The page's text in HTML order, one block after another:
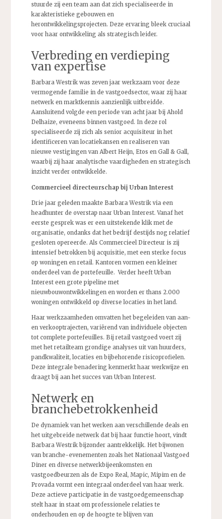
stuurde zij een team aan dat zich specialiseerde in
karakteristieke gebouwen en
herontwikkelingsprojecten. Deze ervaring bleek cruciaal
voor haar ontwikkeling als strategisch leider.
Verbreding en verdieping
van expertise
Barbara Westrik was zeven jaar werkzaam voor deze
vermogende familie in de vastgoedsector, waar zij haar
netwerk en marktkennis aanzienlijk uitbreidde.
Aansluitend volgde een periode van acht jaar bij Ahold
Delhaize, eveneens binnen vastgoed. In deze rol
specialiseerde zij zich als senior acquisiteur in het
identificeren van locatiekansen en realiseren van
nieuwe vestigingen van Albert Heijn, Etos en Gall & Gall,
waarbij zij haar analytische vaardigheden en strategisch
inzicht verder ontwikkelde.
Commercieel directeurschap bij Urban Interest
Drie jaar geleden maakte Barbara Westrik via een
headhunter de overstap naar Urban Interest. Vanaf het
eerste gesprek was er een uitstekende klik met de
organisatie, ondanks dat het bedrijf destijds nog relatief
gesloten opereerde. Als Commercieel Directeur is zij
intensief betrokken bij acquisitie, met een sterke focus
op woningen en retail. Kantoren vormen een kleiner
onderdeel van de portefeuille. Verder heeft Urban
Interest een grote pipeline met
nieuwbouwontwikkelingen en worden er thans 2.000
woningen ontwikkeld op diverse locaties in het land.
Haar werkzaamheden omvatten het begeleiden van aan-
en verkooptrajecten, variërend van individuele objecten
tot complete portefeuilles. Bij retail vastgoed voert zij
met het retailteam grondige analyses uit van huurders,
pandkwaliteit, locaties en bijbehorende risicoprofielen.
Deze integrale benadering kenmerkt haar werkwijze en
draagt bij aan het succes van Urban Interest.
Netwerk en
branchebetrokkenheid
De dynamiek van het werken aan verschillende deals en
het uitgebreide netwerk dat bij haar functie hoort, vindt
Barbara Westrik bijzonder aantrekkelijk. Het bijwonen
van branche-evenementen zoals het Nationaal Vastgoed
Diner en diverse netwerkbijeenkomsten en
vastgoedbeurzen als de Expo Real, Mapic, Mipim en de
Provada vormt een integraal onderdeel van haar werk.
Deze actieve participatie in de vastgoedgemeenschap
stelt haar in staat om professionele relaties te
onderhouden en op de hoogte te blijven van